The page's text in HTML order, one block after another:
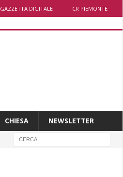
GAZZETTA DIGITALE CR PIEMONTE
CHIESA NEWSLETTER